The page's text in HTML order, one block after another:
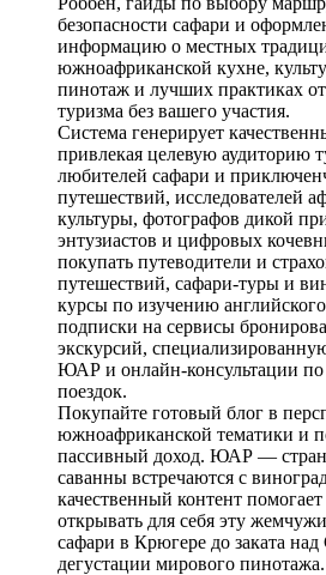
безопасности сафари и
информацию о местных
южноафриканской кухне,
пинотаж и лучших практиках
туризма без вашего участия.
Система генерирует
привлекая целевую аудиторию
любителей сафари и
путешествий, исследователей
культуры, фотографов дикой
энтузиастов и цифровых
покупать путеводители и
путешествий, сафари-туры и
курсы по изучению
подписки на сервисы
экскурсий,
ЮАР и онлайн-консультации по
поездок.
Покупайте готовый блог в
южноафриканской тематики и
пассивный доход. ЮАР —
саванны встречаются с
качественный контент
открывать для себя эту
сафари в Крюгере до заката
дегустации мирового пинотажа.